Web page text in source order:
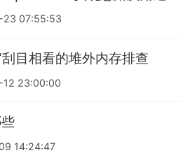
23 07:55:53
目相看的堆外内存排查
12 23:00:00
14:24:47